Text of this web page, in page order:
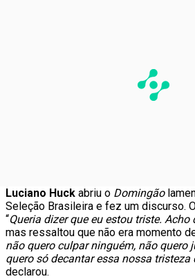
Luciano Huck abriu o Domingão
Seleção Brasileira e fez um discurso.
“Queria dizer que eu estou triste. Acho
mas ressaltou que não era momento
não quero culpar ninguém, não quero
quero só decantar essa nossa
declarou.